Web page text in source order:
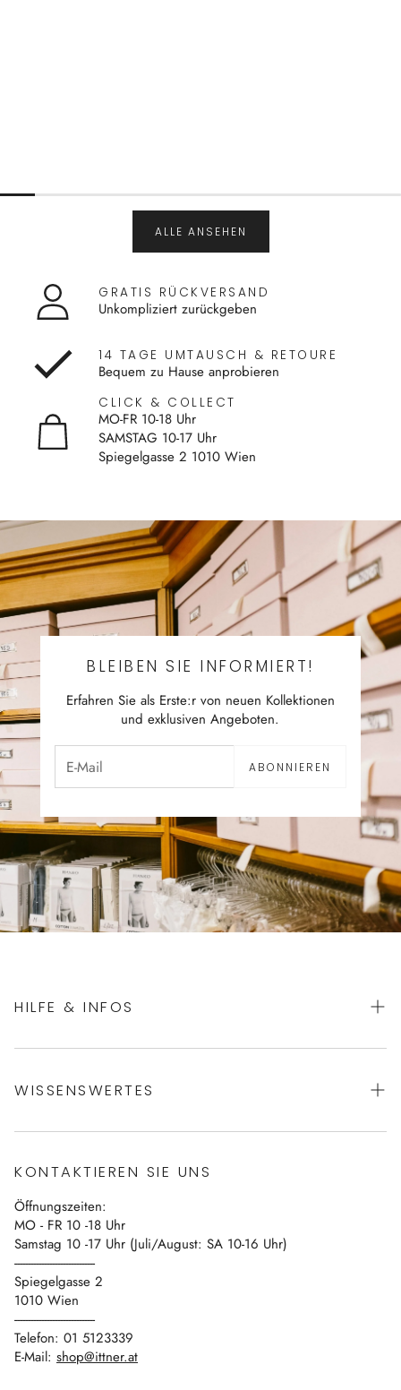
ALLE ANSEHEN
GRATIS RÜCKVERSAND
Unkompliziert zurückgeben
14 TAGE UMTAUSCH & RETOURE
Bequem zu Hause anprobieren
CLICK & COLLECT
MO-FR 10-18 Uhr
SAMSTAG 10-17 Uhr
Spiegelgasse 2 1010 Wien
BLEIBEN SIE INFORMIERT!
Erfahren Sie als Erste:r von neuen Kollektionen
und exklusiven Angeboten.
ABONNIEREN
HILFE & INFOS
Datenschutz
Impressum
Vertrag widerrufen
WISSENSWERTES
Blog
Kontakt
KONTAKTIEREN SIE UNS
Öffnungszeiten:
MO - FR 10 -18 Uhr
Samstag 10 -17 Uhr (Juli/August: SA 10-16 Uhr)
------------------------------
Spiegelgasse 2
1010 Wien
------------------------------
Telefon: 01 5123339
E-Mail: shop@ittner.at